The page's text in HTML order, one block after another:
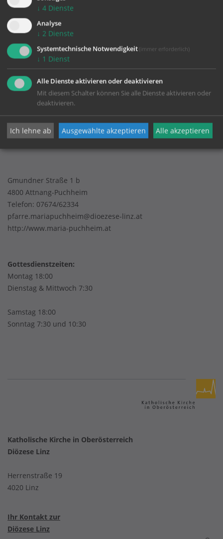
Gmundner Straße 1 b
4800 Attnang-Puchheim
Telefon: 07674/62334
pfarre.mariapuchheim@dioezese-linz.at
http://www.maria-puchheim.at
Gottesdienstzeiten:
Montag 18:00
Dienstag & Mittwoch 7:30
Samstag 18:00
Sonntag 7:30 und 10:30
Katholische Kirche in Oberösterreich
Diözese Linz
Herrenstraße 19
4020 Linz
Ihr Kontakt zur
Diözese Linz
↓ 4 Dienste
Analyse
↓ 2 Dienste
Systemtechnische Notwendigkeit (immer erforderlich)
↓ 1 Dienst
Alle Dienste aktivieren oder deaktivieren
Mit diesem Schalter können Sie alle Dienste aktivieren oder
deaktivieren.
Ich lehne ab Ausgewählte akzeptieren Alle akzeptieren